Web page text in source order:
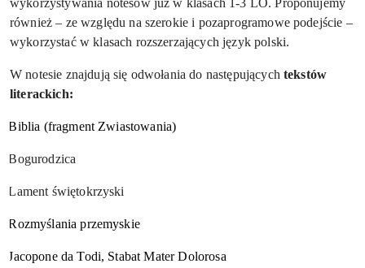
wykorzystywania notesów już w klasach 1-3 LO. Proponujemy
również – ze względu na szerokie i pozaprogramowe podejście –
wykorzystać w klasach rozszerzających język polski.
W notesie znajdują się odwołania do następujących tekstów
literackich:
Biblia (fragment Zwiastowania)
Bogurodzica
Lament świętokrzyski
Rozmyślania przemyskie
Jacopone da Todi, Stabat Mater Dolorosa